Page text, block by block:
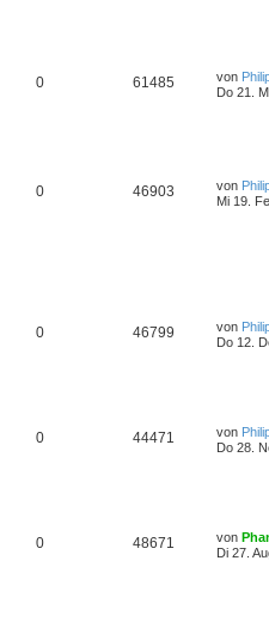
0 61485 von
Do 21.
0 46903 von
Mi 19.
0 46799 von
Do 12.
0 44471 von
Do 28.
0 48671 von
Di 27.